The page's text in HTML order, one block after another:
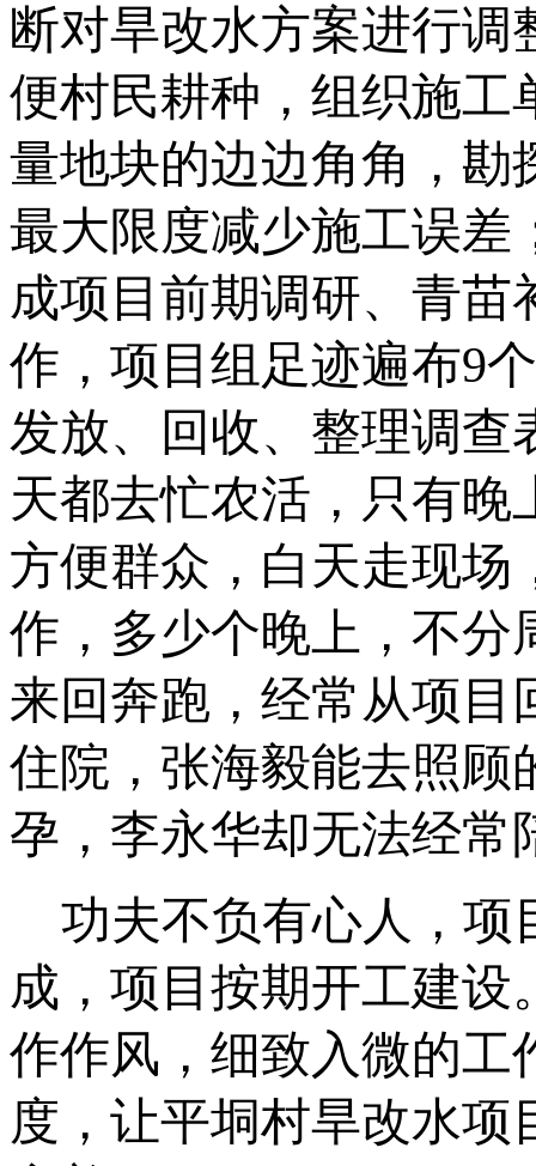
断对旱改水方案进行调
便村民耕种，组织施工
量地块的边边角角，勘
最大限度减少施工误差
成项目前期调研、青
作，项目组足迹遍布9个
发放、回收、整理调查
天都去忙农活，只有
方便群众，白天走现场
作，多少个晚上，不分
来回奔跑，经常从项目
住院，张海毅能去照顾
孕，李永华却无法经常
功夫不负有心人，项
成，项目按期开工建
作作风，细致入微的工
度，让平垌村旱改水